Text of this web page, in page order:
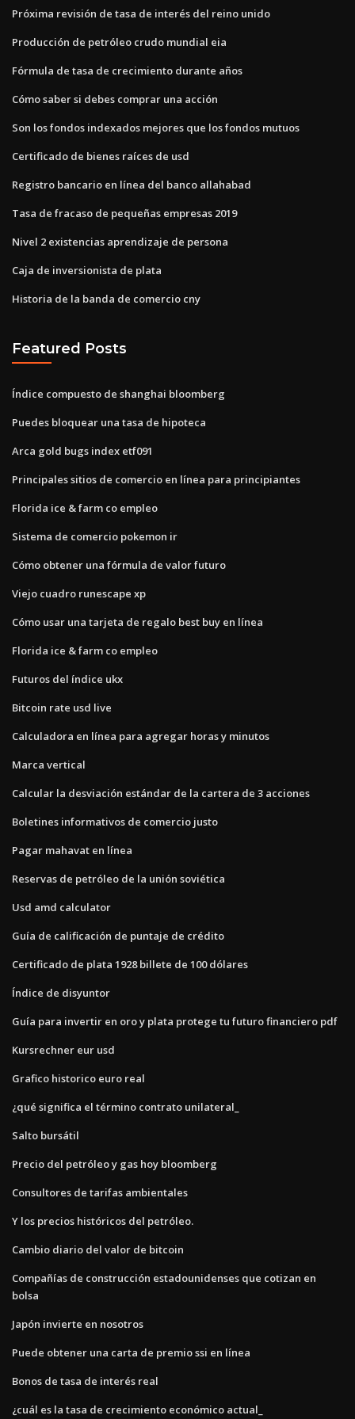
Próxima revisión de tasa de interés del reino unido
Producción de petróleo crudo mundial eia
Fórmula de tasa de crecimiento durante años
Cómo saber si debes comprar una acción
Son los fondos indexados mejores que los fondos mutuos
Certificado de bienes raíces de usd
Registro bancario en línea del banco allahabad
Tasa de fracaso de pequeñas empresas 2019
Nivel 2 existencias aprendizaje de persona
Caja de inversionista de plata
Historia de la banda de comercio cny
Featured Posts
Índice compuesto de shanghai bloomberg
Puedes bloquear una tasa de hipoteca
Arca gold bugs index etf091
Principales sitios de comercio en línea para principiantes
Florida ice & farm co empleo
Sistema de comercio pokemon ir
Cómo obtener una fórmula de valor futuro
Viejo cuadro runescape xp
Cómo usar una tarjeta de regalo best buy en línea
Florida ice & farm co empleo
Futuros del índice ukx
Bitcoin rate usd live
Calculadora en línea para agregar horas y minutos
Marca vertical
Calcular la desviación estándar de la cartera de 3 acciones
Boletines informativos de comercio justo
Pagar mahavat en línea
Reservas de petróleo de la unión soviética
Usd amd calculator
Guía de calificación de puntaje de crédito
Certificado de plata 1928 billete de 100 dólares
Índice de disyuntor
Guía para invertir en oro y plata protege tu futuro financiero pdf
Kursrechner eur usd
Grafico historico euro real
¿qué significa el término contrato unilateral_
Salto bursátil
Precio del petróleo y gas hoy bloomberg
Consultores de tarifas ambientales
Y los precios históricos del petróleo.
Cambio diario del valor de bitcoin
Compañías de construcción estadounidenses que cotizan en
bolsa
Japón invierte en nosotros
Puede obtener una carta de premio ssi en línea
Bonos de tasa de interés real
¿cuál es la tasa de crecimiento económico actual_